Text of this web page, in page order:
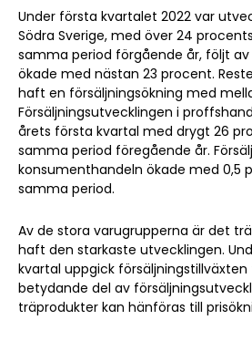
Under första kvartalet 2022 var
Södra Sverige, med över 24
samma period förgående år, följt av
ökade med nästan 23 procent.
haft en försäljningsökning med
Försäljningsutvecklingen i
årets första kvartal med drygt 26
samma period föregående år.
konsumenthandeln ökade med 0,5
samma period.
Av de stora varugrupperna är det
haft den starkaste utvecklingen.
kvartal uppgick försäljningstillväxten
betydande del av
träprodukter kan hänföras till